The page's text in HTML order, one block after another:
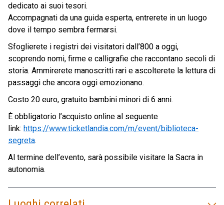
dedicato ai suoi tesori.
Accompagnati da una guida esperta, entrerete in un luogo
dove il tempo sembra fermarsi.
Sfoglierete i registri dei visitatori dall’800 a oggi,
scoprendo nomi, firme e calligrafie che raccontano secoli di
storia. Ammirerete manoscritti rari e ascolterete la lettura di
passaggi che ancora oggi emozionano.
Costo 20 euro, gratuito bambini minori di 6 anni.
È obbligatorio l’acquisto online al seguente
link: https://www.ticketlandia.com/m/event/biblioteca-
segreta.
Al termine dell’evento, sarà possibile visitare la Sacra in
autonomia.